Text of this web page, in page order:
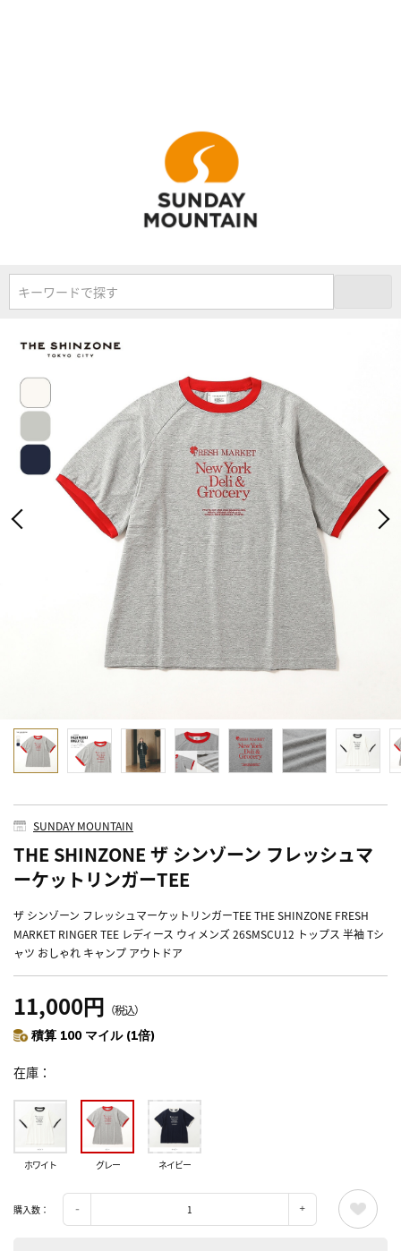
キーワードで探す
SUNDAY MOUNTAIN
THE SHINZONE ザ シンゾーン フレッシュマ
ーケットリンガーTEE
ザ シンゾーン フレッシュマーケットリンガーTEE THE SHINZONE FRESH
MARKET RINGER TEE レディース ウィメンズ 26SMSCU12 トップス 半袖 Tシ
ャツ おしゃれ キャンプ アウトドア
11,000円 （税込）
積算 100 マイル (1倍)
在庫
ホワイト グレー ネイビー
購入数：